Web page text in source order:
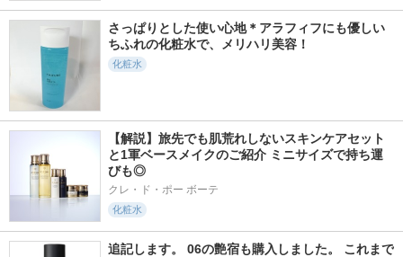
さっぱりとした使い心地＊アラフィフにも優しい
ちふれの化粧水で、メリハリ美容！
化粧水
【解説】旅先でも肌荒れしないスキンケアセット
と1軍ベースメイクのご紹介 ミニサイズで持ち運
びも◎
クレ・ド・ポー ボーテ
化粧水
追記します。 06の艶宿も購入しました。 これまで